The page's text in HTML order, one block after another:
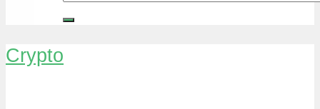
Crypto